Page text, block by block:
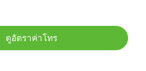
ดูอัตราค่าโทร